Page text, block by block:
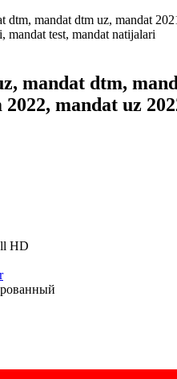
mandat dtm,
2022, mandat uz
HD